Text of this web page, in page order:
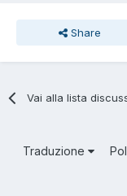
Share
Vai alla lista
Traduzione